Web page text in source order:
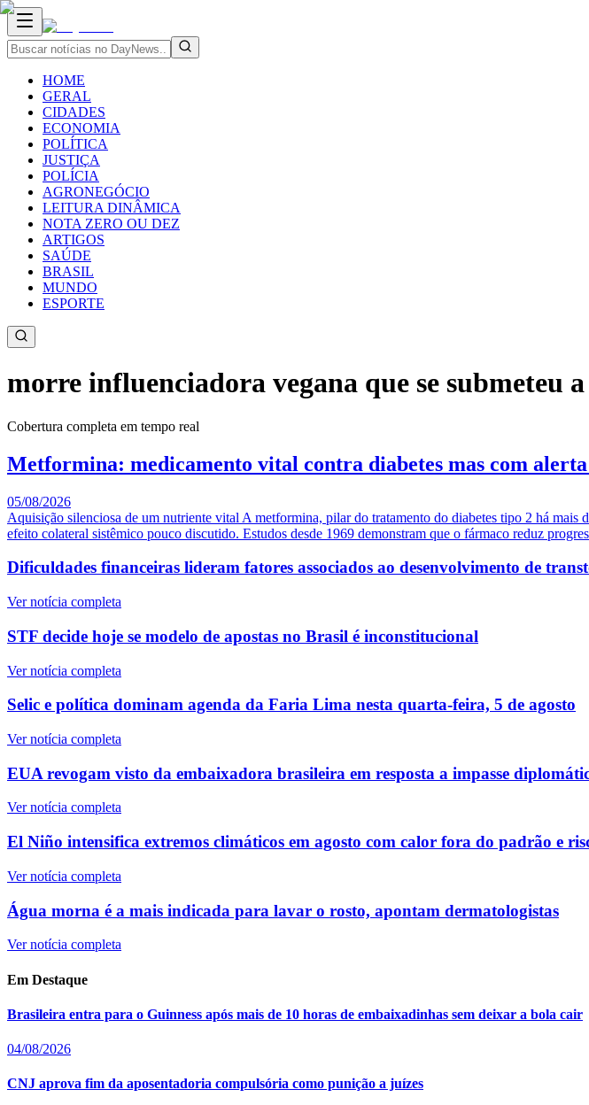
HOME
GERAL
CIDADES
ECONOMIA
POLÍTICA
JUSTIÇA
POLÍCIA
AGRONEGÓCIO
LEITURA DINÂMICA
NOTA ZERO OU DEZ
ARTIGOS
SAÚDE
BRASIL
MUNDO
ESPORTE
morre influenciadora vegana que se submeteu
Cobertura completa em tempo real
Metformina: medicamento vital contra diabetes mas com
05/08/2026
Aquisição silenciosa de um nutriente vital A metformina, pilar do tratamento do diabetes tipo 2 há
efeito colateral sistêmico pouco discutido. Estudos desde 1969 demonstram que o fármaco reduz
Dificuldades financeiras lideram fatores associados ao desenvolvimento de
Ver notícia completa
STF decide hoje se modelo de apostas no Brasil é inconstitucional
Ver notícia completa
Selic e política dominam agenda da Faria Lima nesta quarta-feira, 5 de agosto
Ver notícia completa
EUA revogam visto da embaixadora brasileira em resposta a impasse
Ver notícia completa
El Niño intensifica extremos climáticos em agosto com calor fora do padrão e
Ver notícia completa
Água morna é a mais indicada para lavar o rosto, apontam dermatologistas
Ver notícia completa
Em Destaque
Brasileira entra para o Guinness após mais de 10 horas de embaixadinhas sem deixar a bola cair
04/08/2026
CNJ aprova fim da aposentadoria compulsória como punição a juízes